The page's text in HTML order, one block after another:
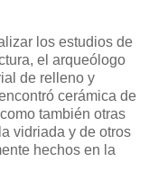
los estudios de
el arqueólogo
de relleno y
cerámica de
también otras
vidriada y de otros
hechos en la